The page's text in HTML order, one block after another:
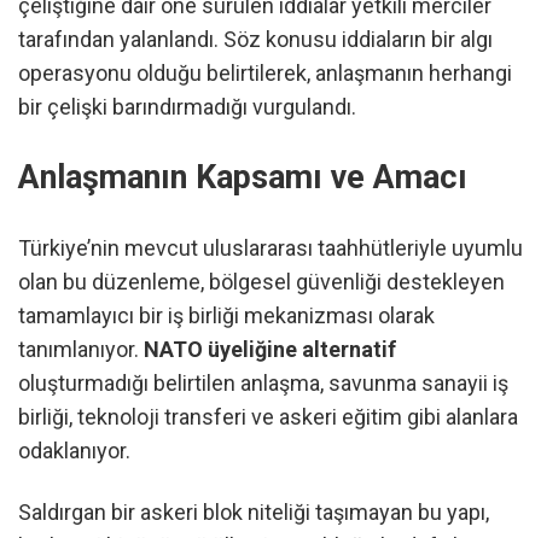
çeliştiğine dair öne sürülen iddialar yetkili merciler
tarafından yalanlandı. Söz konusu iddiaların bir algı
operasyonu olduğu belirtilerek, anlaşmanın herhangi
bir çelişki barındırmadığı vurgulandı.
Anlaşmanın Kapsamı ve Amacı
Türkiye’nin mevcut uluslararası taahhütleriyle uyumlu
olan bu düzenleme, bölgesel güvenliği destekleyen
tamamlayıcı bir iş birliği mekanizması olarak
tanımlanıyor. NATO üyeliğine alternatif
oluşturmadığı belirtilen anlaşma, savunma sanayii iş
birliği, teknoloji transferi ve askeri eğitim gibi alanlara
odaklanıyor.
Saldırgan bir askeri blok niteliği taşımayan bu yapı,